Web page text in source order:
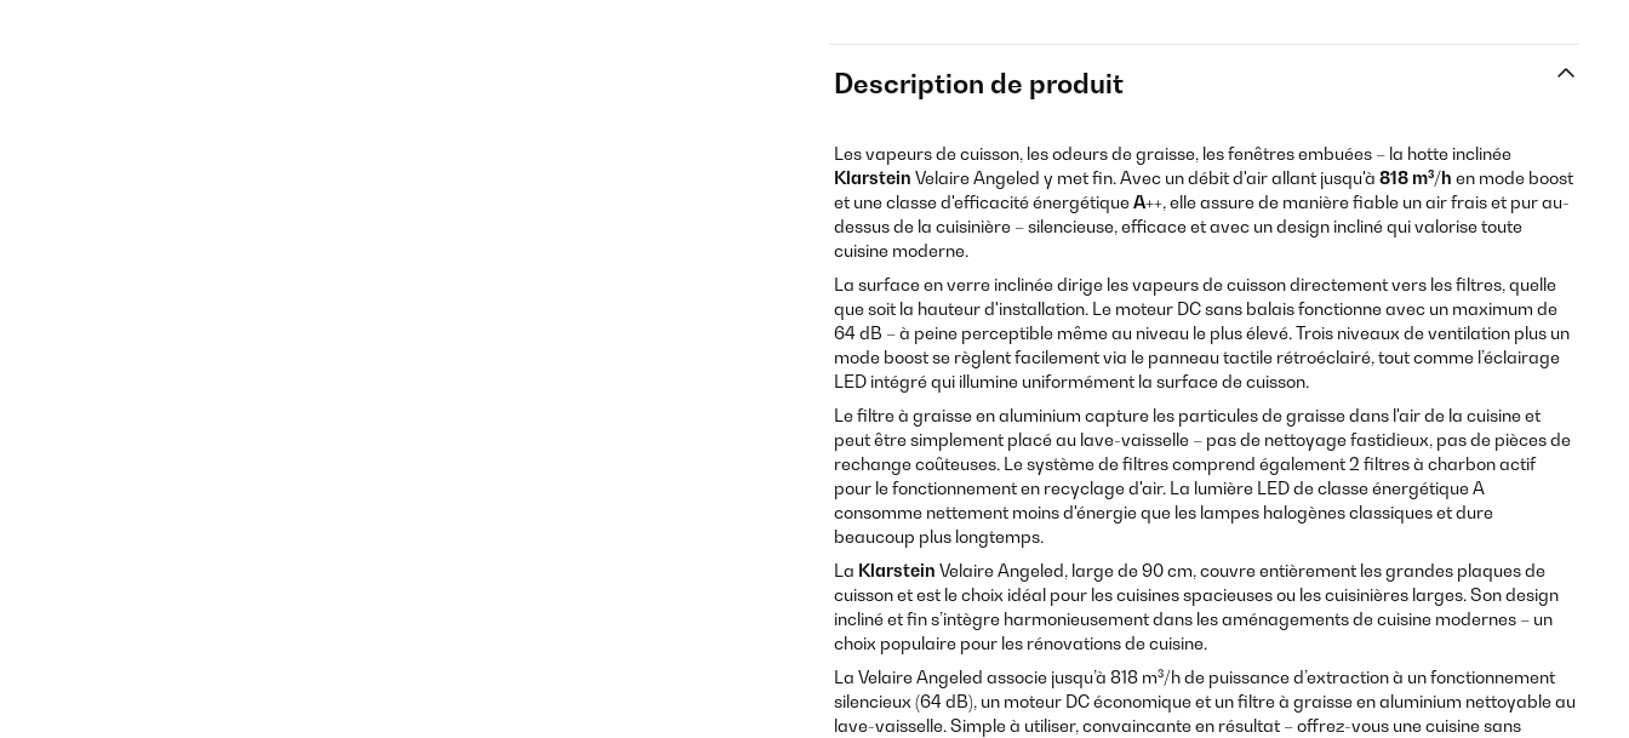
Description de produit
Les vapeurs de cuisson, les odeurs de graisse, les fenêtres embuées – la hotte inclinée
Klarstein Velaire Angeled y met fin. Avec un débit d'air allant jusqu'à 818 m³/h en mode boost
et une classe d'efficacité énergétiqueA++, elle assure de manière fiable un air frais et pur au-
dessus de la cuisinière – silencieuse, efficace et avec un design incliné qui valorise toute
cuisine moderne.
La surface en verre inclinée dirige les vapeurs de cuisson directement vers les filtres, quelle
que soit la hauteur d'installation. Le moteur DC sans balais fonctionne avec un maximum de
64 dB – à peine perceptible même au niveau le plus élevé. Trois niveaux de ventilation plus un
mode boost se règlent facilement via le panneau tactile rétroéclairé, tout comme l’éclairage
LED intégré qui illumine uniformément la surface de cuisson.
Le filtre à graisse en aluminium capture les particules de graisse dans l'air de la cuisine et
peut être simplement placé au lave-vaisselle – pas de nettoyage fastidieux, pas de pièces de
rechange coûteuses. Le système de filtres comprend également 2 filtres à charbon actif
pour le fonctionnement en recyclage d'air. La lumière LED de classe énergétique A
consomme nettement moins d'énergie que les lampes halogènes classiques et dure
beaucoup plus longtemps.
La Klarstein Velaire Angeled, large de 90 cm, couvre entièrement les grandes plaques de
cuisson et est le choix idéal pour les cuisines spacieuses ou les cuisinières larges. Son design
incliné et fin s’intègre harmonieusement dans les aménagements de cuisine modernes – un
choix populaire pour les rénovations de cuisine.
La Velaire Angeled associe jusqu’à 818 m³/h de puissance d’extraction à un fonctionnement
silencieux (64 dB), un moteur DC économique et un filtre à graisse en aluminium nettoyable au
lave-vaisselle. Simple à utiliser, convaincante en résultat – offrez-vous une cuisine sans